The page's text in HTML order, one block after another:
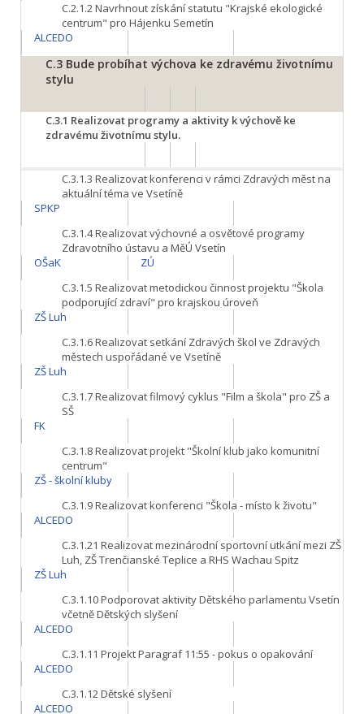
C.2.1.2Navrhnout získání statutu "Krajské ekologické
centrum" pro Hájenku Semetín
ALCEDO
C.3 Bude probíhat výchova ke zdravému životnímu
stylu
C.3.1 Realizovat programy a aktivity k výchově ke
zdravému životnímu stylu.
C.3.1.3 Realizovat konferenci v rámci Zdravých měst na
aktuální téma ve Vsetíně
SPKP
C.3.1.4Realizovat výchovné a osvětové programy
Zdravotního ústavu a MěÚ Vsetín
OŠaK
ZÚ
C.3.1.5 Realizovat metodickou činnost projektu "Škola
podporující zdraví" pro krajskou úroveň
ZŠ Luh
C.3.1.6Realizovat setkání Zdravých škol ve Zdravých
městech uspořádané ve Vsetíně
ZŠ Luh
C.3.1.7Realizovat filmový cyklus "Film a škola" pro ZŠ a
SŠ
FK
C.3.1.8Realizovat projekt "Školní klub jako komunitní
centrum"
ZŠ - školní kluby
C.3.1.9Realizovat konferenci "Škola - místo k životu"
ALCEDO
C.3.1.21 Realizovat mezinárodní sportovní utkání mezi ZŠ
Luh, ZŠ Trenčianské Teplice a RHS Wachau Spitz
ZŠ Luh
C.3.1.10Podporovat aktivity Dětského parlamentu Vsetín
včetně Dětských slyšení
ALCEDO
C.3.1.11 Projekt Paragraf 11:55 - pokus o opakování
ALCEDO
C.3.1.12Dětské slyšení
ALCEDO